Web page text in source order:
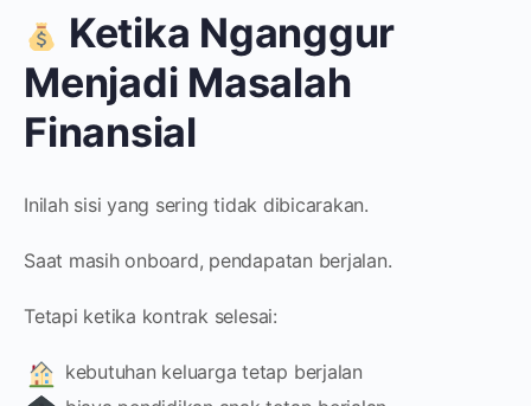
Ketika Nganggur
Menjadi Masalah
Finansial
Inilah sisi yang sering tidak dibicarakan.
Saat masih onboard, pendapatan berjalan.
Tetapi ketika kontrak selesai:
kebutuhan keluarga tetap berjalan